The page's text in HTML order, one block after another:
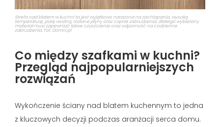
Strefa nad blatem w kuchni ta jest wyjątkowo narażona na zachlapania, wysoką
temperaturę, parę wodną, rozlane płyny oraz częste zabrudzenia, dlatego wybierany
materiał musi zapewniać łatwe czyszczenie oraz odporność na codzienne
zabrudzenia. Fot. Domni.pl
Co między szafkami w kuchni?
Przegląd najpopularniejszych
rozwiązań
Wykończenie ściany nad blatem kuchennym to jedna
z kluczowych decyzji podczas aranżacji serca domu.